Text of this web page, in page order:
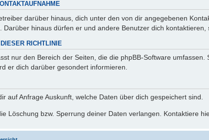
darüber hinaus, dich unter den von dir angegebenen
Darüber hinaus dürfen er und andere Benutzer dich
RICHTLINIE
nur den Bereich der Seiten, die die phpBB-Software
er dich darüber gesondert informieren.
auf Anfrage Auskunft, welche Daten über dich gespeichert sind.
Löschung bzw. Sperrung deiner Daten verlangen. Kontaktiere